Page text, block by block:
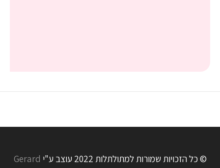
© כל הזכויות שמורות למתולתלות 2022 עוצב ע"י
Gerard